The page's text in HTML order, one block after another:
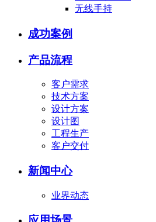
无线手持
成功案例
产品流程
客户需求
技术方案
设计方案
设计图
工程生产
客户交付
新闻中心
业界动态